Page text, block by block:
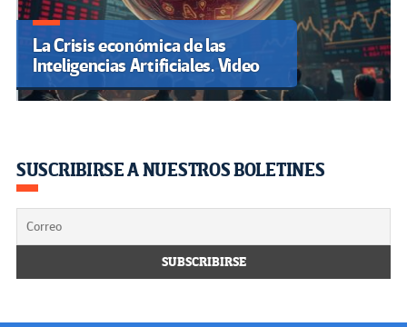
La Crisis económica de las
Inteligencias Artificiales. Video
SUSCRIBIRSE A NUESTROS BOLETINES